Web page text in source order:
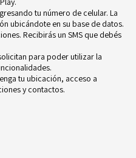
tu número de celular. La
ubicándote en su base de datos.
Recibirás un SMS que debés
para poder utilizar la
tu ubicación, acceso a
y contactos.